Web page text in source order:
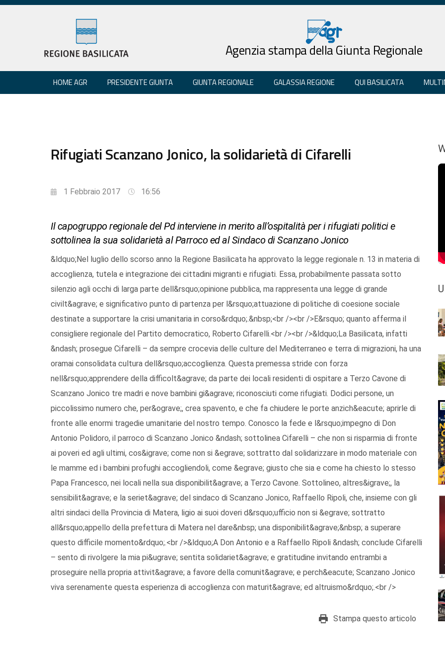
Agenzia stampa della Giunta Regionale
HOME AGR PRESIDENTE GIUNTA GIUNTA REGIONALE GALASSIA REGIONE QUI BASILICATA
Rifugiati Scanzano Jonico, la solidarietà di Cifarelli
1 Febbraio 2017 16:56
Il capogruppo regionale del Pd interviene in merito all’ospitalità per i rifugiati politici e
sottolinea la sua solidarietà al Parroco ed al Sindaco di Scanzano Jonico
&ldquo;Nel luglio dello scorso anno la Regione Basilicata ha approvato la legge regionale n. 13 in materia di
accoglienza, tutela e integrazione dei cittadini migranti e rifugiati. Essa, probabilmente passata sotto
silenzio agli occhi di larga parte dell&rsquo;opinione pubblica, ma rappresenta una legge di grande
civilt&agrave; e significativo punto di partenza per l&rsquo;attuazione di politiche di coesione sociale
destinate a supportare la crisi umanitaria in corso&rdquo;.&nbsp;<br /><br />E&rsquo; quanto afferma il
consigliere regionale del Partito democratico, Roberto Cifarelli.<br /><br />&ldquo;La Basilicata, infatti
&ndash; prosegue Cifarelli – da sempre crocevia delle culture del Mediterraneo e terra di migrazioni, ha una
oramai consolidata cultura dell&rsquo;accoglienza. Questa premessa stride con forza
nell&rsquo;apprendere della difficolt&agrave; da parte dei locali residenti di ospitare a Terzo Cavone di
Scanzano Jonico tre madri e nove bambini gi&agrave; riconosciuti come rifugiati. Dodici persone, un
piccolissimo numero che, per&ograve;, crea spavento, e che fa chiudere le porte anzich&eacute; aprirle di
fronte alle enormi tragedie umanitarie del nostro tempo. Conosco la fede e l&rsquo;impegno di Don
Antonio Polidoro, il parroco di Scanzano Jonico &ndash; sottolinea Cifarelli – che non si risparmia di fronte
ai poveri ed agli ultimi, cos&igrave; come non si &egrave; sottratto dal solidarizzare in modo materiale con
le mamme ed i bambini profughi accogliendoli, come &egrave; giusto che sia e come ha chiesto lo stesso
Papa Francesco, nei locali nella sua disponibilit&agrave; a Terzo Cavone. Sottolineo, altres&igrave;, la
sensibilit&agrave; e la seriet&agrave; del sindaco di Scanzano Jonico, Raffaello Ripoli, che, insieme con gli
altri sindaci della Provincia di Matera, ligio ai suoi doveri d&rsquo;ufficio non si &egrave; sottratto
all&rsquo;appello della prefettura di Matera nel dare&nbsp; una disponibilit&agrave;&nbsp; a superare
questo difficile momento&rdquo;.<br />&ldquo;A Don Antonio e a Raffaello Ripoli &ndash; conclude Cifarelli
– sento di rivolgere la mia pi&ugrave; sentita solidariet&agrave; e gratitudine invitando entrambi a
proseguire nella propria attivit&agrave; a favore della comunit&agrave; e perch&eacute; Scanzano Jonico
viva serenamente questa esperienza di accoglienza con maturit&agrave; ed altruismo&rdquo;.<br />
Stampa questo articolo